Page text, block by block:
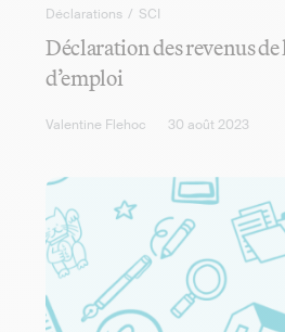
Déclarations / SCI
Déclaration des revenus de
d’emploi
Valentine Flehoc 30 août 2023